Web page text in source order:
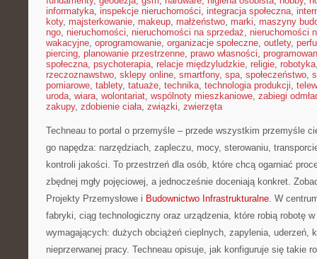
informatyka, inspekcje nieruchomości, integracja społeczna,
koty, majsterkowanie, makeup, małżeństwo, marki, maszyny
ngo, nieruchomości, nieruchomości na sprzedaż, nieruchomości
wakacyjne, oprogramowanie, organizacje społeczne, outlety,
piercing, planowanie przestrzenne, prawo własności,
społeczna, psychoterapia, relacje międzyludzkie, religie, robotyka
rzeczoznawstwo, sklepy online, smartfony, spa, społeczeństwo,
pomiarowe, tablety, tatuaże, technika, technologia produkcji,
uroda, wiara, wolontariat, wspólnoty mieszkaniowe, zabiegi
zakupy, zdobienie ciała, związki, zwierzęta
Techneau to portal o przemyśle – przede wszystkim przemyśle
go napędza: narzędziach, zapleczu, mocy, sterowaniu,
kontroli jakości. To przestrzeń dla osób, które chcą ogarniać
zbędnej mgły pojęciowej, a jednocześnie doceniają konkret.
Projekty Przemysłowe i Budownictwo Infrastrukturalne. W
fabryki, ciąg technologiczny oraz urządzenia, które robią robotę
wymagających: dużych obciążeń cieplnych, zapylenia, uderzeń,
nieprzerwanej pracy. Techneau opisuje, jak konfiguruje się takie